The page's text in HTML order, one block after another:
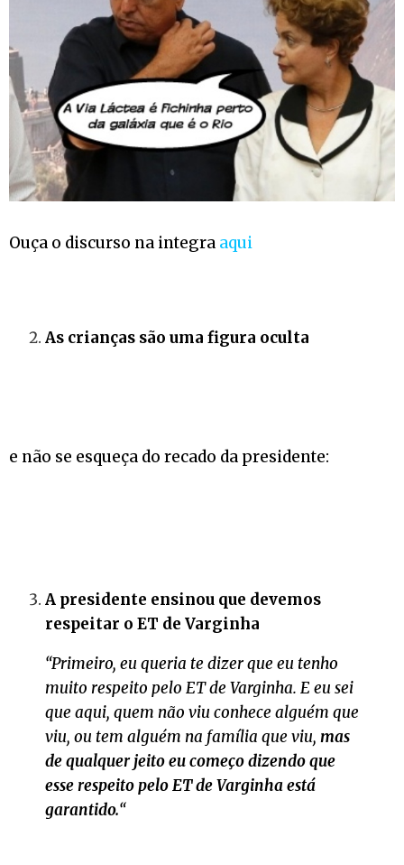
Ouça o discurso na integra aqui
As crianças são uma figura oculta
e não se esqueça do recado da presidente:
A presidente ensinou que devemos
respeitar o ET de Varginha
“Primeiro, eu queria te dizer que eu tenho
muito respeito pelo ET de Varginha. E eu sei
que aqui, quem não viu conhece alguém que
viu, ou tem alguém na família que viu, mas
de qualquer jeito eu começo dizendo que
esse respeito pelo ET de Varginha está
garantido.“